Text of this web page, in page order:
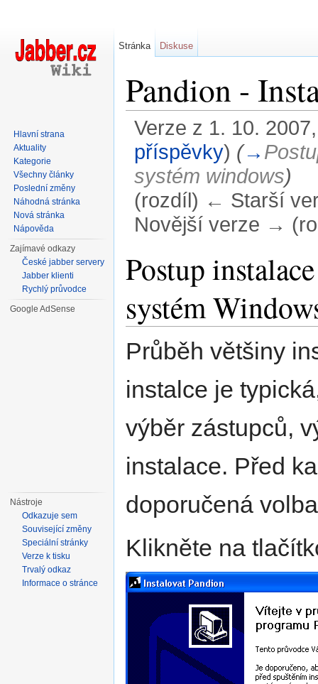
Pandion -
Verze z 1. 10.
příspěvky) (→
systém windows)
(rozdíl) ← Starší
Novější verze →
Postup
systém
Průběh většiny
instalce je
výběr zástupců,
instalace. Před
doporučená
Klikněte na
Stránka Diskuse
Hlavní strana
Aktuality
Kategorie
Všechny články
Poslední změny
Náhodná stránka
Nová stránka
Nápověda
Zajímavé odkazy
České jabber servery
Jabber klienti
Rychlý průvodce
Google AdSense
Nástroje
Odkazuje sem
Související změny
Speciální stránky
Verze k tisku
Trvalý odkaz
Informace o stránce